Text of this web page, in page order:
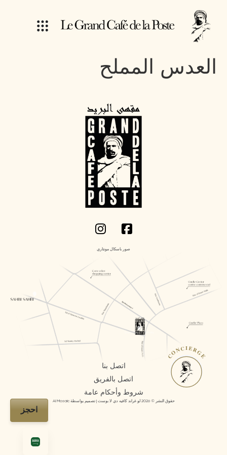
العدس المملح
اتصل بنا
اتصل بالفريق
شروط وأحكام عامة
صور باسكال مونتاري
حقوق النشر © 2026 لو غراند كافيه دي لا بوست | تصميم بواسطة AI Mosaic
احجز
CONCIERGE